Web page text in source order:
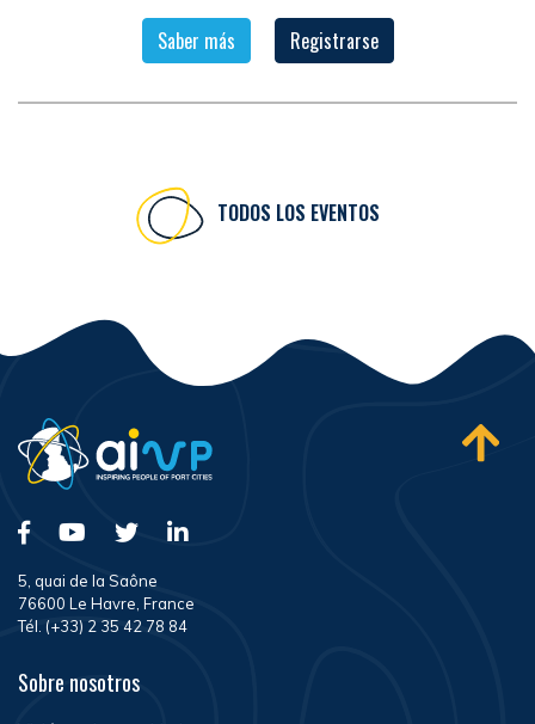
Saber más Registrarse
TODOS LOS EVENTOS
5, quai de la Saône
76600 Le Havre, France
Tél. (+33) 2 35 42 78 84
Sobre nosotros